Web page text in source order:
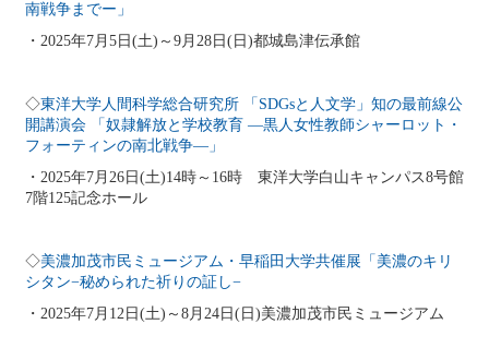
南戦争までー」
・2025年7月5日(土)～9月28日(日)都城島津伝承館
◇東洋大学人間科学総合研究所 「SDGsと人文学」知の最前線公
開講演会 「奴隷解放と学校教育 ―黒人女性教師シャーロット・
フォーティンの南北戦争―」
・2025年7月26日(土)14時～16時 東洋大学白山キャンパス8号館
7階125記念ホール
◇美濃加茂市民ミュージアム・早稲田大学共催展「美濃のキリ
シタン−秘められた祈りの証し−
・2025年7月12日(土)～8月24日(日)美濃加茂市民ミュージアム